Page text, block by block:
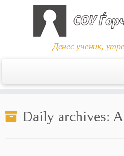
content
Денес ученик,
Daily archives: